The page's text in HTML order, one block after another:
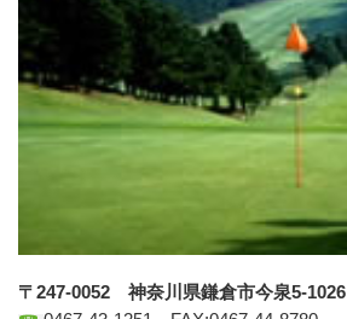
〒247-0052 神奈川県鎌倉市今泉5-1026